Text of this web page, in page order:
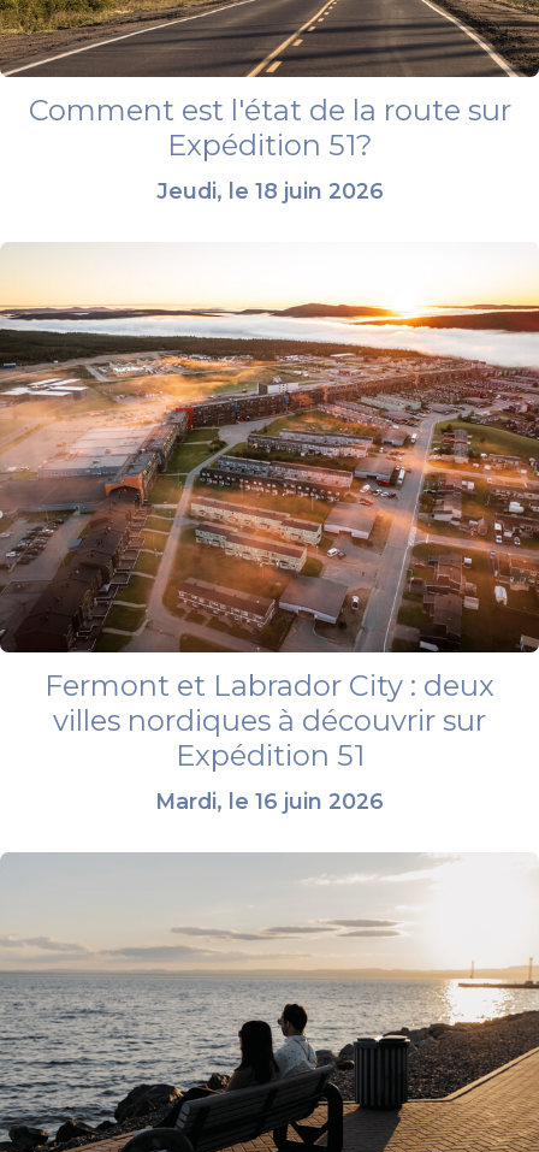
Comment est l'état de la route sur
Expédition 51?
Jeudi, le 18 juin 2026
Fermont et Labrador City : deux
villes nordiques à découvrir sur
Expédition 51
Mardi, le 16 juin 2026